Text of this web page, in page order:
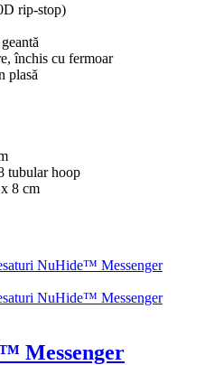
rip-stop)
închis cu fermoar
plasă
tubular hoop
8 cm
Messenger